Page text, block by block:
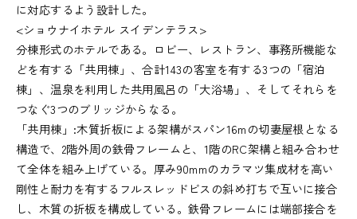
に対応するよう設計した。
<ショウナイホテル スイデンテラス>
分棟形式のホテルである。ロビー、レストラン、事務所機能な
どを有する「共用棟」、合計143の客室を有する3つの「宿泊
棟」、温泉を利用した共用風呂の「大浴場」、そしてそれらを
つなぐ3つのブリッジからなる。
「共用棟」:木質折板による架構がスパン16mの切妻屋根となる
構造で、2階外周の鉄骨フレームと、1階のRC架構と組み合わせ
て全体を組み上げている。厚み90mmのカラマツ集成材を高い
剛性と耐力を有するフルスレッドビスの斜め打ちで互いに接合
し、木質の折板を構成している。鉄骨フレームには端部接合を